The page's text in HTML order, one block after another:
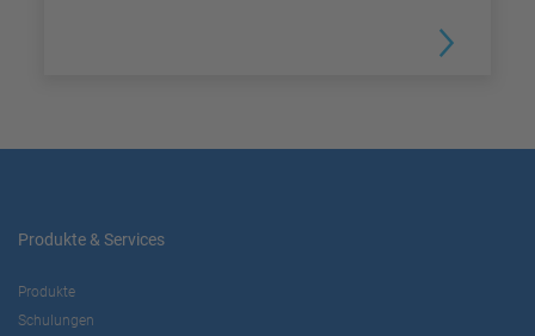
Produkte & Services
Produkte
Schulungen